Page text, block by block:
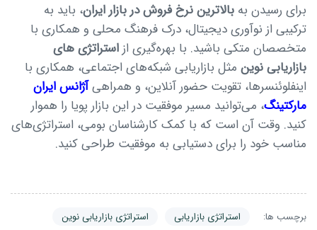
برای رسیدن به بالاترین نرخ فروش در بازار ایران، باید به
ترکیبی از نوآوری دیجیتال، درک فرهنگ محلی و همکاری با
متخصصان متکی باشید. با بهره‌گیری ازاستراتژی های
بازاریابی نوین مثل بازاریابی شبکه‌های اجتماعی، همکاری با
اینفلوئنسرها، تقویت حضور آنلاین، و همراهیآژانس ایران
مارکتینگ، می‌توانید مسیر موفقیت در این بازار پویا را هموار
کنید. وقت آن است که با کمک کارشناسان بومی، استراتژی‌های
مناسب خود را برای دستیابی به موفقیت طراحی کنید.
برچسب ها: استراتژی بازاریابی
استراتژی بازاریابی نوین